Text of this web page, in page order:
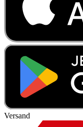
Versand